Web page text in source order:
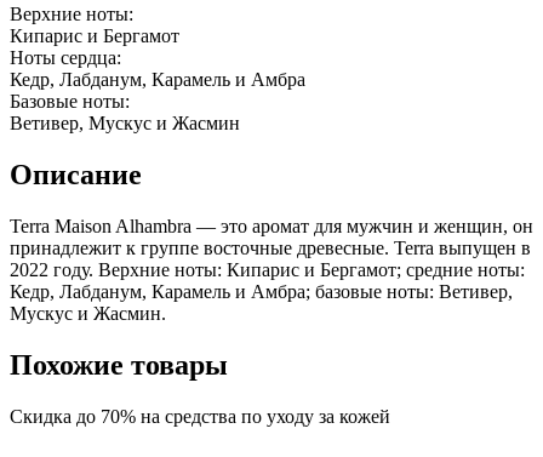
Верхние ноты:
Кипарис и Бергамот
Ноты сердца:
Кедр, Лабданум, Карамель и Амбра
Базовые ноты:
Ветивер, Мускус и Жасмин
Описание
Terra Maison Alhambra — это аромат для мужчин и женщин, он
принадлежит к группе восточные древесные. Terra выпущен в
2022 году. Верхние ноты: Кипарис и Бергамот; средние ноты:
Кедр, Лабданум, Карамель и Амбра; базовые ноты: Ветивер,
Мускус и Жасмин.
Похожие товары
Скидка до 70% на средства по уходу за кожей